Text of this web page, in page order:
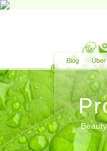
Blog Über